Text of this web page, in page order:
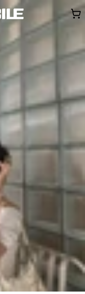
Khuyến
Thông báoKhách
và
Android